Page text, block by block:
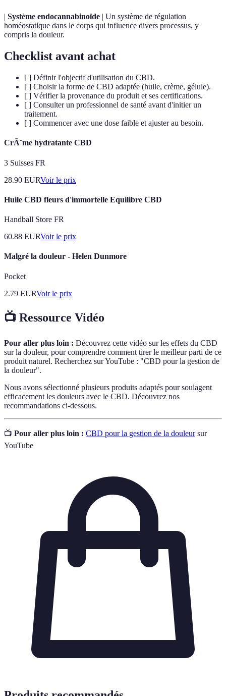
| Système endocannabinoïde | Un système de régulation
homéostatique dans le corps qui influence divers processus, y
compris la douleur.
Checklist avant achat
[ ] Définir l'objectif d'utilisation du CBD.
[ ] Choisir la forme de CBD adaptée (huile, crème, gélule).
[ ] Vérifier la provenance du produit et ses certifications.
[ ] Consulter un professionnel de santé avant d'initier un
traitement.
[ ] Commencer avec une dose faible et ajuster au besoin.
CrÃ¨me hydratante CBD
3 Suisses FR
28.90 EURVoir le prix
Huile CBD fleurs d'immortelle Equilibre CBD
Handball Store FR
60.88 EURVoir le prix
Malgré la douleur - Helen Dunmore
Pocket
2.79 EURVoir le prix
📺 Ressource Vidéo
Pour aller plus loin : Découvrez cette vidéo sur les effets du CBD
sur la douleur, pour comprendre comment tirer le meilleur parti de ce
produit naturel. Recherchez sur YouTube : "CBD pour la gestion de
la douleur".
Nous avons sélectionné plusieurs produits adaptés pour soulagent
efficacement les douleurs avec le CBD. Découvrez nos
recommandations ci-dessous.
📺 Pour aller plus loin : CBD pour la gestion de la douleursur
YouTube